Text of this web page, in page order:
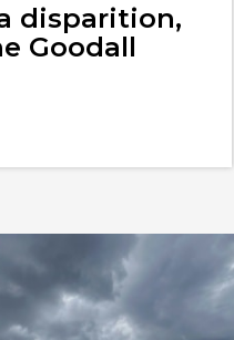
disparition,
Goodall